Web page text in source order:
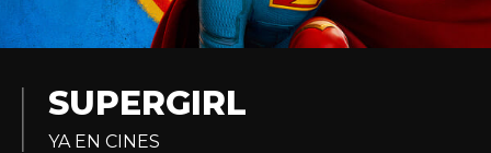
SUPERGIRL
YA EN CINES